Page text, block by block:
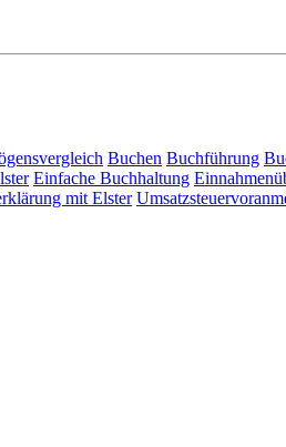
Buchen Buchführung
Einfache Buchhaltung
mit Elster